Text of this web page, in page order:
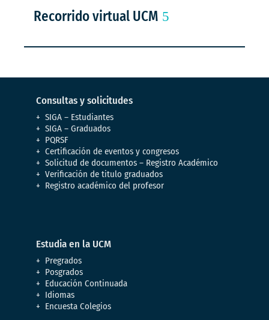
Recorrido virtual UCM
Consultas y solicitudes
SIGA – Estudiantes
SIGA – Graduados
PQRSF
Certificación de eventos y congresos
Solicitud de documentos – Registro Académico
Verificación de titulo graduados
Registro académico del profesor
Estudia en la UCM
Pregrados
Posgrados
Educación Continuada
Idiomas
Encuesta Colegios